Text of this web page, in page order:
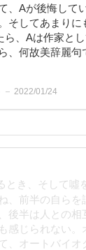
、Aが後悔して
そしてあまり
、Aは作家と
、何故美辞麗
2022/01/24
とき、そして
、前半の自ら
後半は人との
感じられない
、オートバイ